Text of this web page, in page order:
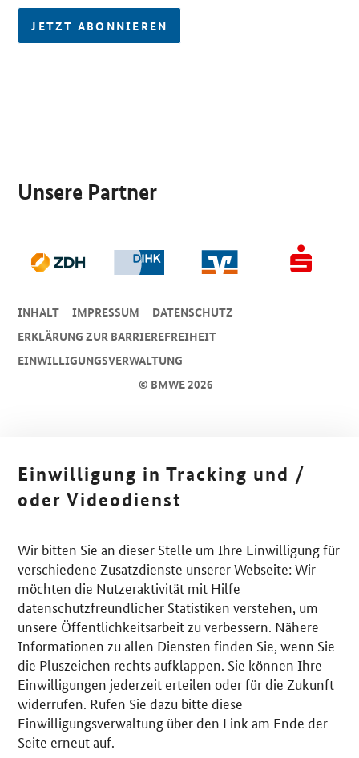
JETZT ABONNIEREN
Unsere Partner
© BMWE 2026
INHALT IMPRESSUM
DA­TEN­SCHUTZ
ERKLÄRUNG ZUR BARRIEREFREIHEIT
EINWILLIGUNGSVERWALTUNG
Einwilligung in Tracking und /
oder Videodienst
Wir bitten Sie an dieser Stelle um Ihre Einwilligung für
verschiedene Zusatzdienste unserer Webseite: Wir
möchten die Nutzeraktivität mit Hilfe
datenschutzfreundlicher Statistiken verstehen, um
unsere Öffentlichkeitsarbeit zu verbessern. Nähere
Informationen zu allen Diensten finden Sie, wenn Sie
die Pluszeichen rechts aufklappen. Sie können Ihre
Einwilligungen jederzeit erteilen oder für die Zukunft
widerrufen. Rufen Sie dazu bitte diese
Einwilligungsverwaltung über den Link am Ende der
Seite erneut auf.